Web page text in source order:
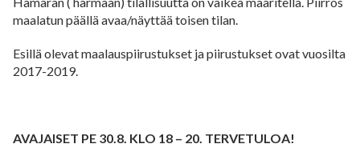
maalatun päällä avaa/näyttää toisen tilan.
Esillä olevat maalauspiirustukset ja piirustukset ovat vuosilta
2017-2019.
AVAJAISET PE 30.8. KLO 18 – 20. TERVETULOA!